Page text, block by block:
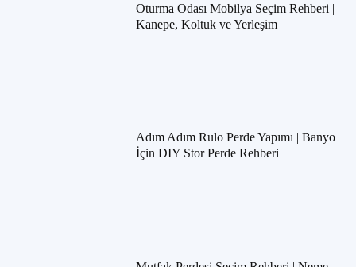
Oturma Odası Mobilya Seçim Rehberi |
Kanepe, Koltuk ve Yerleşim
Adım Adım Rulo Perde Yapımı | Banyo
İçin DIY Stor Perde Rehberi